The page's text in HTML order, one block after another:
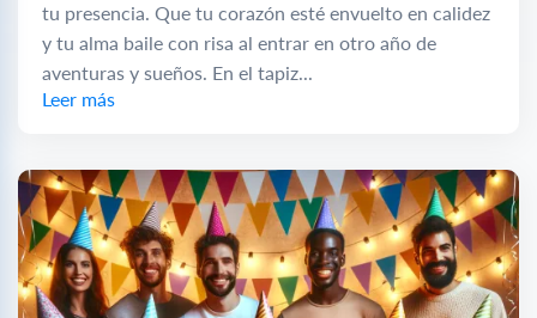
tu presencia. Que tu corazón esté envuelto en calidez
y tu alma baile con risa al entrar en otro año de
aventuras y sueños. En el tapiz...
Leer más